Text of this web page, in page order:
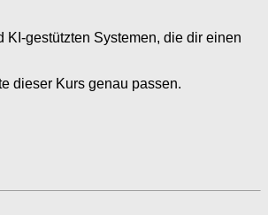
KI-gestützten Systemen, die dir einen
dieser Kurs genau passen.